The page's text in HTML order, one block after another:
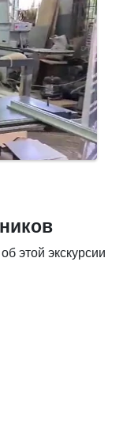
этой экскурсии